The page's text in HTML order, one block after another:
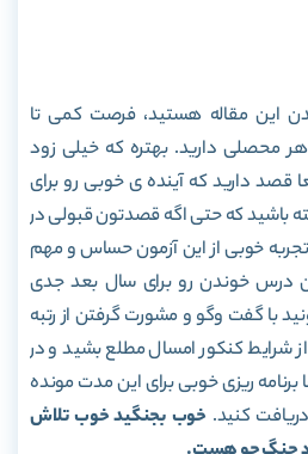
این مقاله هستید، فرصت کمی تا
هر محصلی دارید. بهتره که خیلی زود
قصد دارید که آینده ی خوبی رو برای
باشید که حتی اگه قصدتون قبولی در
خوبی از این آزمون حساس و مهم
درس خوندن رو برای سال بعد جدی
با گفت وگو و مشورت گرفتن از رتبه
شرایط کنکور امسال مطلع بشید و در
ریزی خوبی برای این مدت مونده
دریافت کنید. خوب بجنگید خوب تلاش